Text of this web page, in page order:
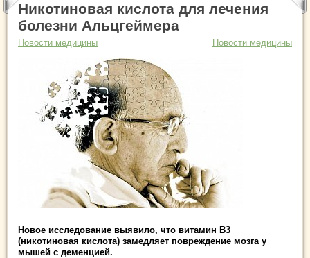
Никотиновая кислота для лечения
болезни Альцгеймера
Новости медицины Новости медицины
Новое исследование выявило, что витамин В3
(никотиновая кислота) замедляет повреждение мозга у
мышей с деменцией.